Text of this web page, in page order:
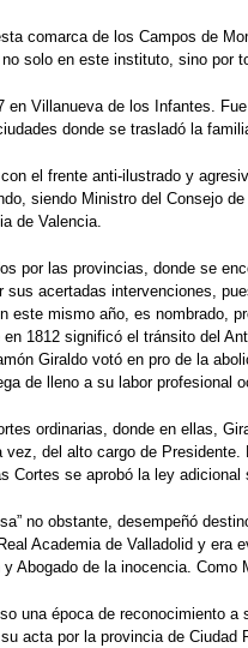
comarca de los Campos de
solo en este instituto, sino por
en Villanueva de los Infantes.
donde se trasladó la
el frente anti-ilustrado y
siendo Ministro del Consejo
de Valencia.
por las provincias, donde se
acertadas intervenciones,
este mismo año, es nombrado,
1812 significó el tránsito del
Giraldo votó en pro de la
de lleno a su labor profesional
ordinarias, donde en ellas,
del alto cargo de
Cortes se aprobó la ley
no obstante, desempeñó
Academia de Valladolid y
Abogado de la inocencia.
una época de reconocimiento
acta por la provincia de